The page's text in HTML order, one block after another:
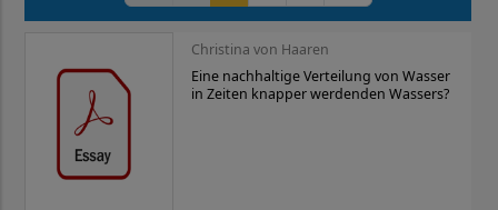
Christina von Haaren
Eine nachhaltige Verteilung von Wasser
in Zeiten knapper werdenden Wassers?